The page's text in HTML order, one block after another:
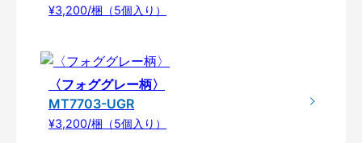
¥3,200/梱（5個入り）
〈フォググレー柄〉
MT7703-UGR
¥3,200/梱（5個入り）